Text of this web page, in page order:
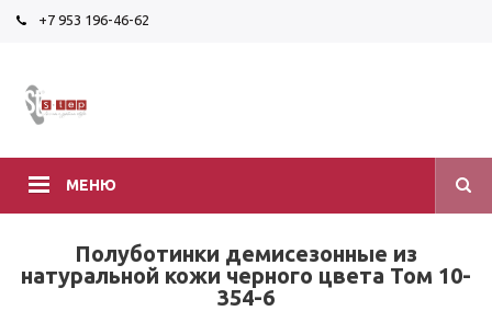
+7 953 196-46-62
МЕНЮ
Полуботинки демисезонные из
натуральной кожи черного цвета Том 10-
354-6